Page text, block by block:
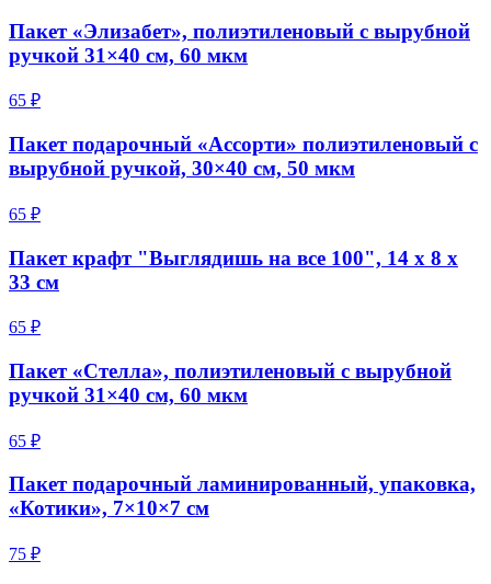
Пакет «Элизабет», полиэтиленовый с вырубной
ручкой 31×40 см, 60 мкм
65 ₽
Пакет подарочный «Ассорти» полиэтиленовый с
вырубной ручкой, 30×40 см, 50 мкм
65 ₽
Пакет крафт "Выглядишь на все 100", 14 х 8 х
33 см
65 ₽
Пакет «Стелла», полиэтиленовый с вырубной
ручкой 31×40 см, 60 мкм
65 ₽
Пакет подарочный ламинированный, упаковка,
«Котики», 7×10×7 см
75 ₽